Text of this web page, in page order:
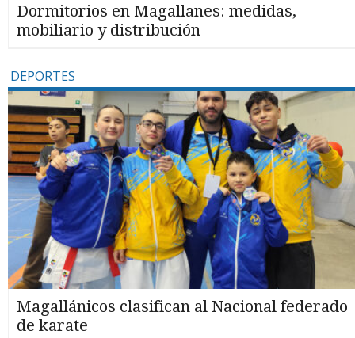
Dormitorios en Magallanes: medidas,
mobiliario y distribución
DEPORTES
Magallánicos clasifican al Nacional federado
de karate